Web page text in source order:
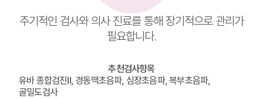
주기적인 검사와 의사 진료를 통해 장기적으로 관리가
필요합니다.
추천검사항목
유바 종합검진II, 경동맥초음파, 심장초음파, 복부초음파,
골밀도검사